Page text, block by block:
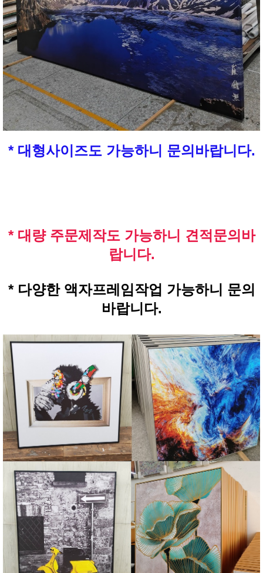
* 대형사이즈도 가능하니 문의바랍니다.
* 대량 주문제작도 가능하니 견적문의바
랍니다.
* 다양한 액자프레임작업 가능하니 문의
바랍니다.